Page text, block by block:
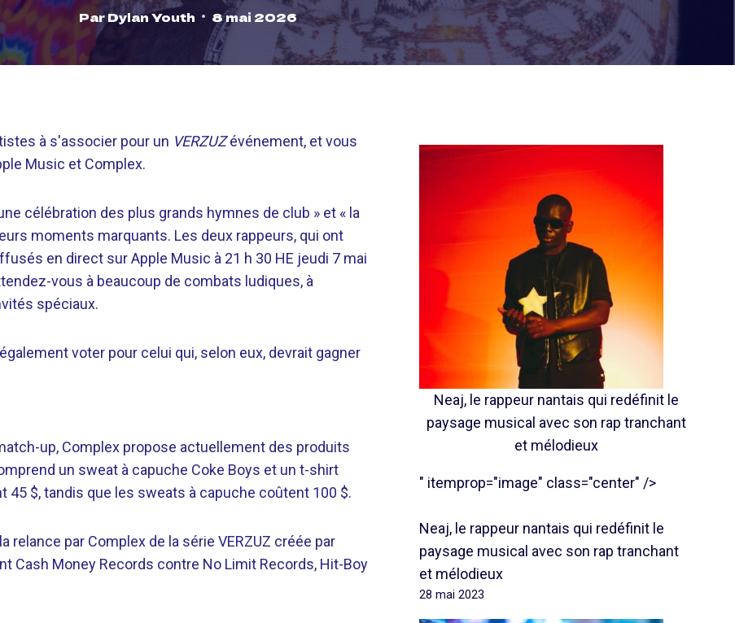
ParDylan Youth 8 mai 2026
à s'associer pour un VERZUZévénement, et vous
Music et Complex.
célébration des plus grands hymnes de club » et « la
moments marquants. Les deux rappeurs, qui ont
en direct sur Apple Music à 21 h 30 HE jeudi 7 mai
vous à beaucoup de combats ludiques, à
spéciaux.
voter pour celui qui, selon eux, devrait gagner
up, Complex propose actuellement des produits
un sweat à capuche Coke Boys et un t-shirt
$, tandis que les sweats à capuche coûtent 100 $.
par Complex de la série VERZUZ créée par
Cash Money Records contre No Limit Records, Hit-Boy
Neaj, le rappeur nantais qui redéfinit le
paysage musical avec son rap tranchant
et mélodieux
" itemprop="image" class="center" />
Neaj, le rappeur nantais qui redéfinit le
paysage musical avec son rap tranchant
et mélodieux
28 mai 2023